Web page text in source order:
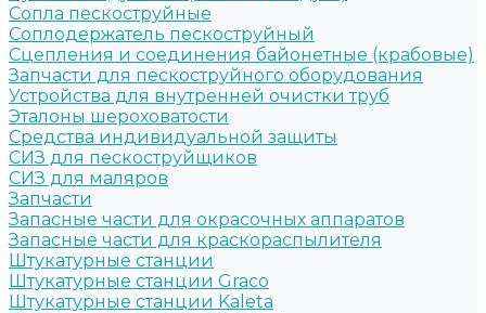
Сопла пескоструйные
Соплодержатель пескоструйный
Сцепления и соединения байонетные (крабовые)
Запчасти для пескоструйного оборудования
Устройства для внутренней очистки труб
Эталоны шероховатости
Средства индивидуальной защиты
СИЗ для пескоструйщиков
СИЗ для маляров
Запчасти
Запасные части для окрасочных аппаратов
Запасные части для краскораспылителя
Штукатурные станции
Штукатурные станции Graco
Штукатурные станции Kaleta